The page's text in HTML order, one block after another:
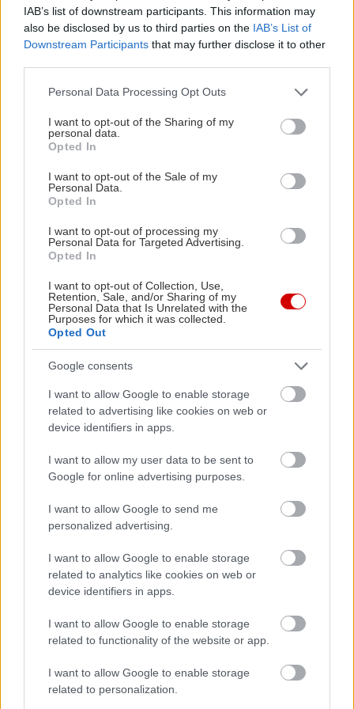
IAB’s list of downstream participants. This information may
also be disclosed by us to third parties on the IAB’s List of
Downstream Participants that may further disclose it to other
Please note that this website/app uses one or more Google
not limited to your visit or usage behaviour. You may click to
grant or deny consent to Google and its third-party tags to
use your data for below specified purposes in below Google
consent section.
Personal Data Processing Opt Outs
I want to opt-out of the Sharing of my
personal data.
Opted In
I want to opt-out of the Sale of my
Personal Data.
Opted In
I want to opt-out of processing my
Personal Data for Targeted Advertising.
Opted In
I want to opt-out of Collection, Use,
Retention, Sale, and/or Sharing of my
Personal Data that Is Unrelated with the
Purposes for which it was collected.
Opted Out
Google consents
I want to allow Google to enable storage
related to advertising like cookies on web or
device identifiers in apps.
I want to allow my user data to be sent to
Google for online advertising purposes.
I want to allow Google to send me
personalized advertising.
I want to allow Google to enable storage
related to analytics like cookies on web or
device identifiers in apps.
I want to allow Google to enable storage
related to functionality of the website or app.
I want to allow Google to enable storage
related to personalization.
και καπνιστή πανσέτα. Το μεσημέρι σερβίρει
εκλεκτό μενού με ζυμαρικά και χειροποίητες
Pentagram Beer House
Πρασίνου Λόφου 5, τηλ: 2155405339
Είμεθα φαν του ζύθου και μια μπιραρία δεν θα
μπορούσε να λείψει από την ηρακλειώτικη λίστα
μας. Και τι μπιραρία! Τόσο στον εσωτερικό της
χώρο όσο και στην εξωτερική της (καλυμμένη
ελληνικές και ξένες craft μπίρες μέσα από έναν